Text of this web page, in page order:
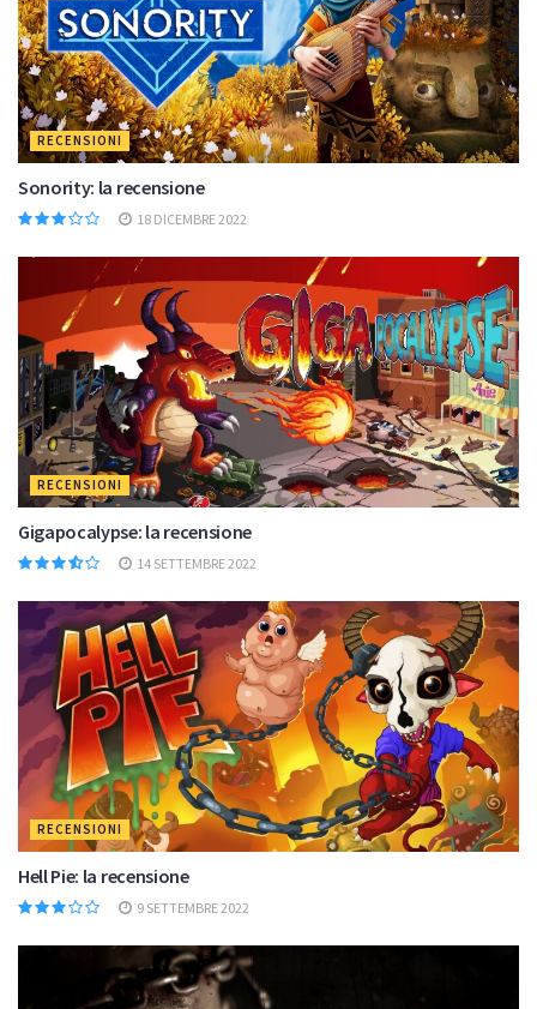
RECENSIONI
Sonority: la recensione
18 DICEMBRE 2022
RECENSIONI
Gigapocalypse: la recensione
14 SETTEMBRE 2022
RECENSIONI
Hell Pie: la recensione
9 SETTEMBRE 2022